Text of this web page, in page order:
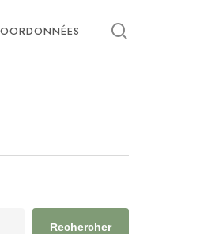
Rechercher